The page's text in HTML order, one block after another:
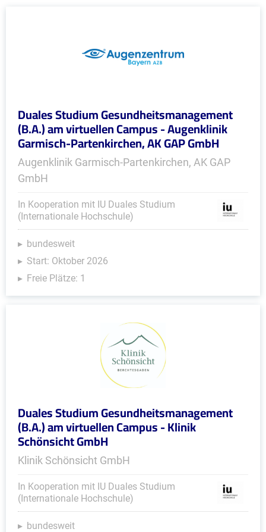
Duales Studium Gesundheitsmanagement
(B.A.) am virtuellen Campus - Augenklinik
Garmisch-Partenkirchen, AK GAP GmbH
Augenklinik Garmisch-Partenkirchen, AK GAP
GmbH
In Kooperation mit IU Duales Studium
(Internationale Hochschule)
bundesweit
Start: Oktober 2026
Freie Plätze: 1
Duales Studium Gesundheitsmanagement
(B.A.) am virtuellen Campus - Klinik
Schönsicht GmbH
Klinik Schönsicht GmbH
In Kooperation mit IU Duales Studium
(Internationale Hochschule)
bundesweit